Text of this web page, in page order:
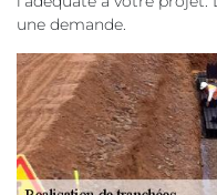
une demande.